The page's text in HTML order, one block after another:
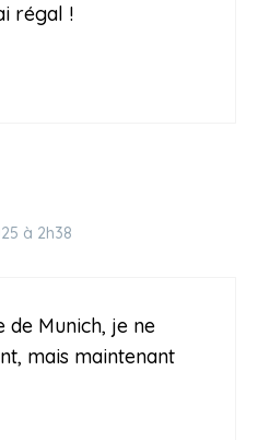
régal !
à 2h38
de Munich, je ne
mais maintenant